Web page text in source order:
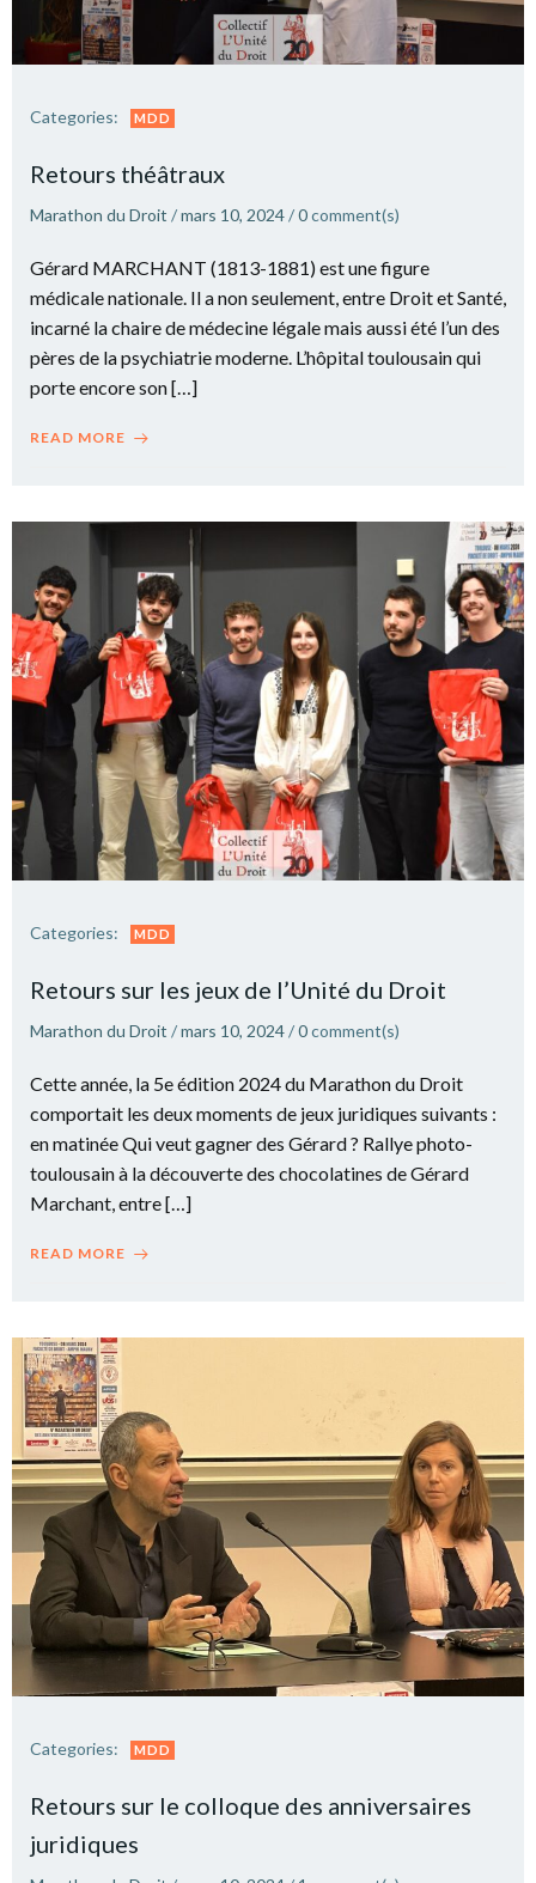
Categories: MDD
Retours théâtraux
Marathon du Droit /mars 10, 2024/0comment(s)
Gérard MARCHANT (1813-1881) est une figure
médicale nationale. Il a non seulement, entre Droit et Santé,
incarné la chaire de médecine légale mais aussi été l’un des
pères de la psychiatrie moderne. L’hôpital toulousain qui
porte encore son […]
READ MORE
Categories: MDD
Retours sur les jeux de l’Unité du Droit
Marathon du Droit /mars 10, 2024/0comment(s)
Cette année, la 5e édition 2024 du Marathon du Droit
comportait les deux moments de jeux juridiques suivants :
en matinée Qui veut gagner des Gérard ? Rallye photo-
toulousain à la découverte des chocolatines de Gérard
Marchant, entre […]
READ MORE
Categories: MDD
Retours sur le colloque des anniversaires
juridiques